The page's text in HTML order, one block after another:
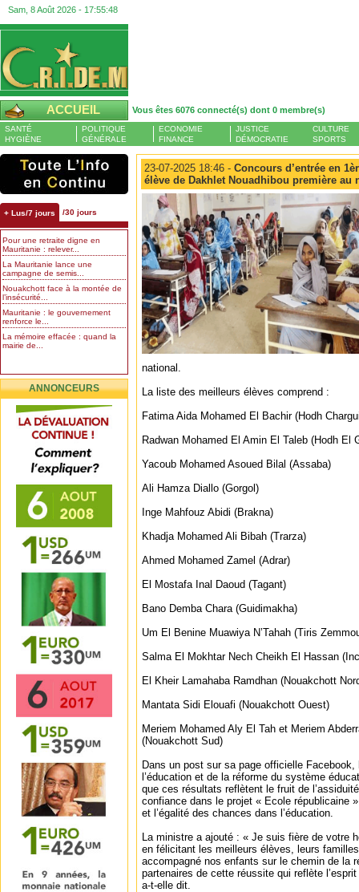
Sam, 8 Août 2026 - 17:55:49
ACCUEIL Vous êtes 6076 connecté(s) dont 0 membre(s)
SANTÉ
HYGIÈNE
POLITIQUE
GÉNÉRALE
ECONOMIE
FINANCE
JUSTICE
DÉMOCRATIE
CULTURE
SPORTS
+ Lus/7 jours /30 jours
Pour une retraite digne en
Mauritanie : relever...
La Mauritanie lance une
campagne de semis...
Nouakchott face à la montée de
l’insécurité...
Mauritanie : le gouvernement
renforce le...
La mémoire effacée : quand la
mairie de...
ANNONCEURS
23-07-2025 18:46 - Concours d’entrée en
élève de Dakhlet Nouadhibou première au
national.
La liste des meilleurs élèves comprend :
Fatima Aida Mohamed El Bachir (Hodh
Radwan Mohamed El Amin El Taleb (Hodh El
Yacoub Mohamed Asoued Bilal (Assaba)
Ali Hamza Diallo (Gorgol)
Inge Mahfouz Abidi (Brakna)
Khadja Mohamed Ali Bibah (Trarza)
Ahmed Mohamed Zamel (Adrar)
El Mostafa Inal Daoud (Tagant)
Bano Demba Chara (Guidimakha)
Um El Benine Muawiya N’Tahah (Tiris
Salma El Mokhtar Nech Cheikh El Hassan
El Kheir Lamahaba Ramdhan (Nouakchott
Mantata Sidi Elouafi (Nouakchott Ouest)
Meriem Mohamed Aly El Tah et Meriem
(Nouakchott Sud)
Dans un post sur sa page officielle
l’éducation et de la réforme du système
que ces résultats reflètent le fruit de
confiance dans le projet « Ecole républicaine
et l’égalité des chances dans l’éducation.
La ministre a ajouté : « Je suis fière de votre
en félicitant les meilleurs élèves, leurs
accompagné nos enfants sur le chemin de la
partenaires de cette réussite qui reflète
a-t-elle dit.